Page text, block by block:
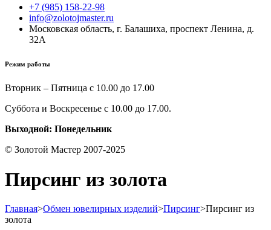
+7 (985) 158-22-98
info@zolotojmaster.ru
Московская область, г. Балашиха, проспект Ленина, д.
32А
Режим работы
Вторник – Пятница с 10.00 до 17.00
Суббота и Воскресенье с 10.00 до 17.00.
Выходной: Понедельник
© Золотой Мастер 2007-2025
Пирсинг из золота
Главная>Обмен ювелирных изделий>Пирсинг>Пирсинг из
золота